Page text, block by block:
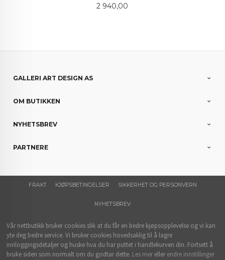
Pris
2 940,00
GALLERI ART DESIGN AS
OM BUTIKKEN
NYHETSBREV
PARTNERE
FRAKT KJØPSBETINGELSER SIKKERHET OG PERSONVERN
NYHETSBREV
Vår nettbutikk bruker cookies slik at du får en bedre kjøpsopplevelse og vi kan
yte deg bedre service. Vi bruker cookies hovedsaklig til å lagre
innloggingsdetaljer og huske hva du har puttet i handlekurven din. Fortsett å
bruke siden som normalt om du godtar dette. Les mer eller endre innstillinger